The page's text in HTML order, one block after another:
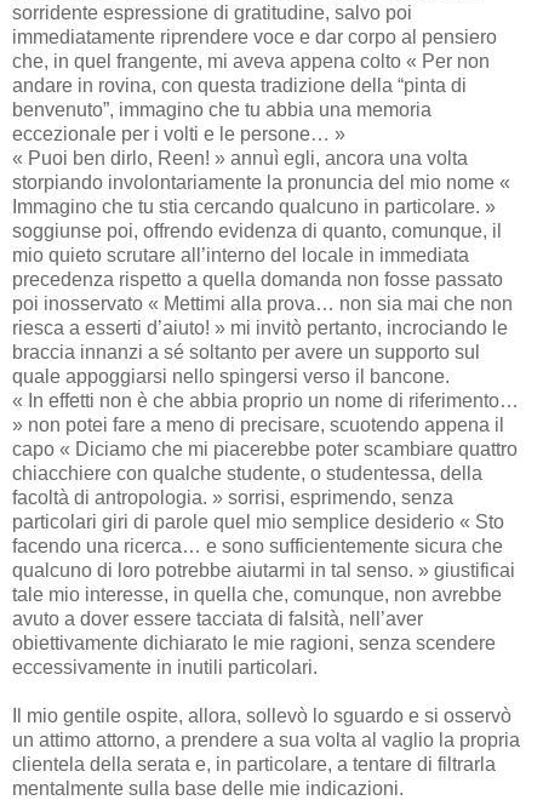
sorridente espressione di gratitudine, salvo poi
immediatamente riprendere voce e dar corpo al pensiero
che, in quel frangente, mi aveva appena colto « Per non
andare in rovina, con questa tradizione della “pinta di
benvenuto”, immagino che tu abbia una memoria
eccezionale per i volti e le persone… »
« Puoi ben dirlo, Reen! » annuì egli, ancora una volta
storpiando involontariamente la pronuncia del mio nome «
Immagino che tu stia cercando qualcuno in particolare. »
soggiunse poi, offrendo evidenza di quanto, comunque, il
mio quieto scrutare all’interno del locale in immediata
precedenza rispetto a quella domanda non fosse passato
poi inosservato « Mettimi alla prova… non sia mai che non
riesca a esserti d’aiuto! » mi invitò pertanto, incrociando le
braccia innanzi a sé soltanto per avere un supporto sul
quale appoggiarsi nello spingersi verso il bancone.
« In effetti non è che abbia proprio un nome di riferimento…
» non potei fare a meno di precisare, scuotendo appena il
capo « Diciamo che mi piacerebbe poter scambiare quattro
chiacchiere con qualche studente, o studentessa, della
facoltà di antropologia. » sorrisi, esprimendo, senza
particolari giri di parole quel mio semplice desiderio « Sto
facendo una ricerca… e sono sufficientemente sicura che
qualcuno di loro potrebbe aiutarmi in tal senso. » giustificai
tale mio interesse, in quella che, comunque, non avrebbe
avuto a dover essere tacciata di falsità, nell’aver
obiettivamente dichiarato le mie ragioni, senza scendere
eccessivamente in inutili particolari.
Il mio gentile ospite, allora, sollevò lo sguardo e si osservò
un attimo attorno, a prendere a sua volta al vaglio la propria
clientela della serata e, in particolare, a tentare di filtrarla
mentalmente sulla base delle mie indicazioni.